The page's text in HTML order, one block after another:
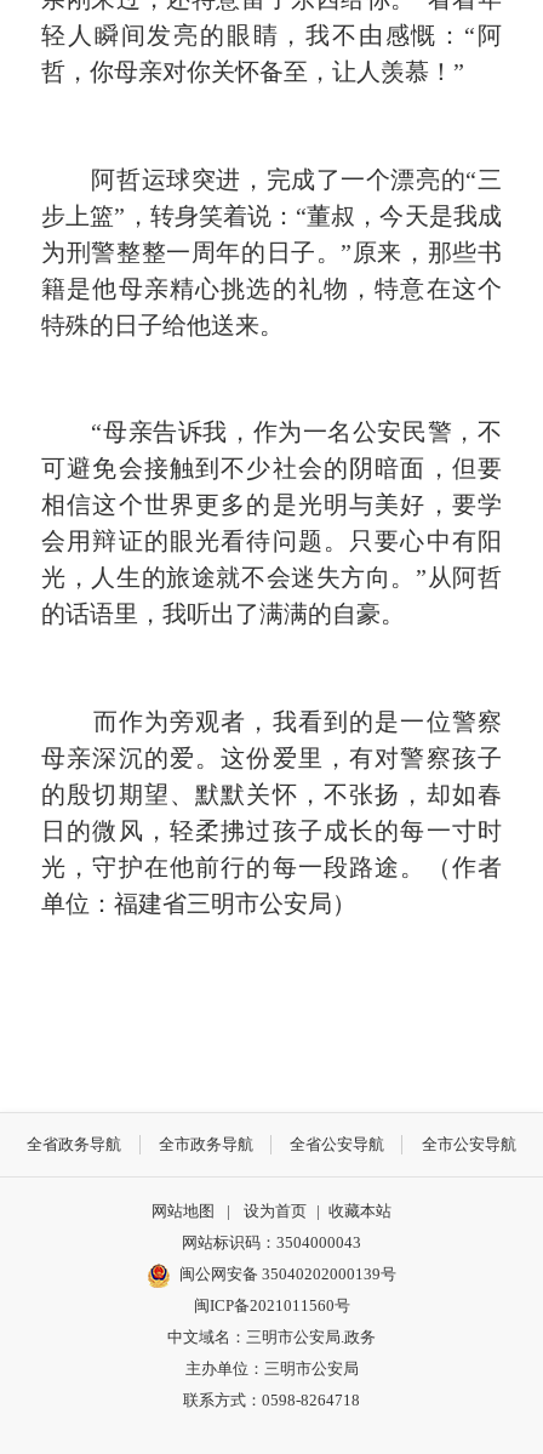
轻人瞬间发亮的眼睛，我不由感慨： “ 阿
哲，你母亲对你关怀备至，让人羡慕！”
阿哲运球突进，完成了一个漂亮的“三
步上篮” ，转身笑着说： “董叔，今天是我成
为刑警整整一周年的日子。”原来，那些书
籍是他母亲精心挑选的礼物，特意在这个
特殊的日子给他送来。
“母亲告诉我，作为一名公安民警，不
可避免会接触到不少社会的阴暗面，但要
相信这个世界更多的是光明与美好，要学
会用辩证的眼光看待问题。只要心中有阳
光，人生的旅途就不会迷失方向。”从阿哲
的话语里，我听出了满满的自豪。
而作为旁观者，我看到的是一位警察
母亲深沉的爱。这份爱里，有对警察孩子
的殷切期望、默默关怀，不张扬，却如春
日的微风，轻柔拂过孩子成长的每一寸时
光，守护在他前行的每一段路途。（作者
单位：福建省三明市公安局）
全省政务导航 全市政务导航 全省公安导航 全市公安导航
网站地图 | 设为首页 | 收藏本站
网站标识码：3504000043
闽公网安备 35040202000139号
闽ICP备2021011560号
中文域名：三明市公安局.政务
主办单位：三明市公安局
联系方式：0598-8264718